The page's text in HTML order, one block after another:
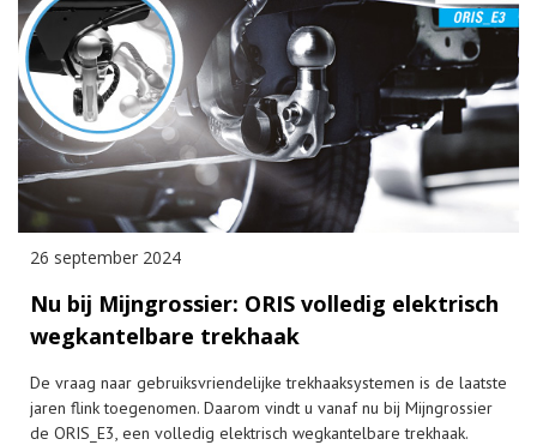
26 september 2024
Nu bij Mijngrossier: ORIS volledig elektrisch
wegkantelbare trekhaak
De vraag naar gebruiksvriendelijke trekhaaksystemen is de laatste
jaren flink toegenomen. Daarom vindt u vanaf nu bij Mijngrossier
de ORIS_E3, een volledig elektrisch wegkantelbare trekhaak.